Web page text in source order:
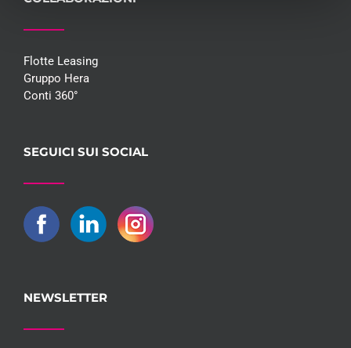
Flotte Leasing
Gruppo Hera
Conti 360°
SEGUICI SUI SOCIAL
NEWSLETTER